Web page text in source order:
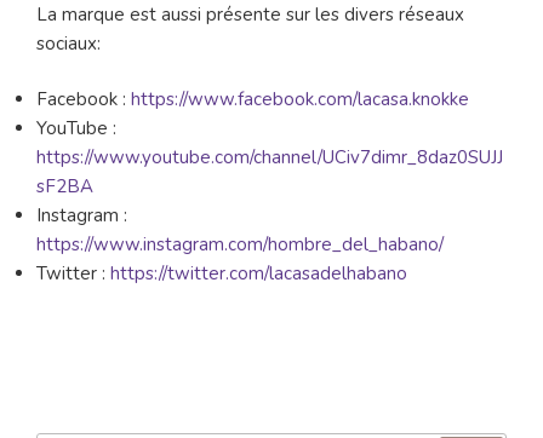
La marque est aussi présente sur les divers réseaux
sociaux:
Facebook : https://www.facebook.com/lacasa.knokke
YouTube :
https://www.youtube.com/channel/UCiv7dimr_8daz0SUJJ
sF2BA
Instagram :
https://www.instagram.com/hombre_del_habano/
Twitter : https://twitter.com/lacasadelhabano